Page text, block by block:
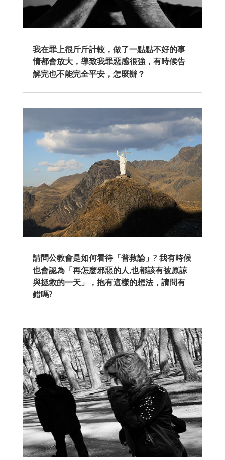
我在罪上很斤斤計較，做了一點點不好的事
情都會放大，導致我罪惡感很強，有時候告
解完也不能完全平安，怎麼辦？
請問公教會是如何看待「普救論」? 我有時候
也會認為「再怎麼邪惡的人,也都該有被原諒
與拯救的一天」，抱有這樣的想法，請問有
錯嗎?